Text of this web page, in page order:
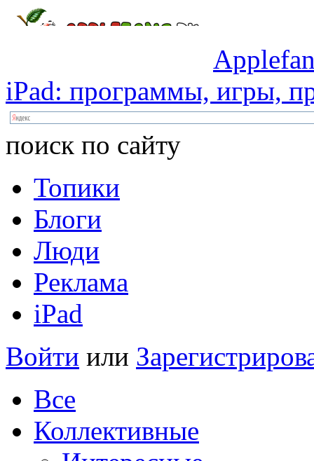
iPad: программы, игры,
поиск по сайту
Топики
Блоги
Люди
Реклама
iPad
Войти или
Все
Коллективные